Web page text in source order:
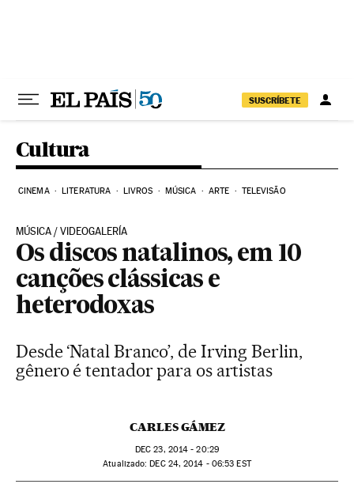
SUSCRÍBETE
Cultura
CINEMA LITERATURA LIVROS MÚSICA ARTE TELEVISÃO
MÚSICA / VIDEOGALERÍA
Os discos natalinos, em 10
canções clássicas e
heterodoxas
Desde ‘Natal Branco’, de Irving Berlin,
gênero é tentador para os artistas
CARLES GÁMEZ
DEC 23, 2014 - 20:29
atualizado: DEC24, 2014 - 06:53 EST